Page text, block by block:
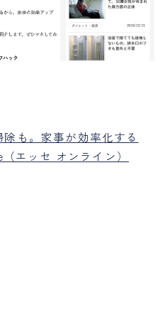
も。家事が効率化する
エッセ オンライン）